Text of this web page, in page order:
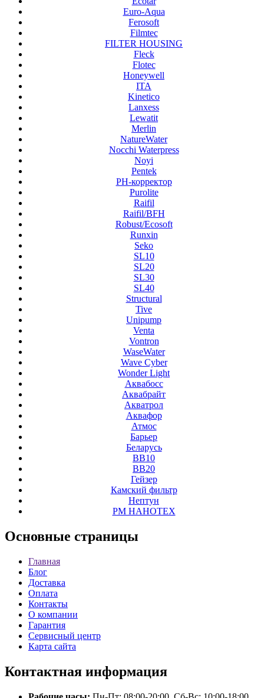
Euro-Aqua
Ferosoft
Filmtec
FILTER HOUSING
Fleck
Flotec
Honeywell
ITA
Kinetico
Lanxess
Lewatit
Merlin
NatureWater
Nocchi Waterpress
Noyi
Pentek
PH-корректор
Purolite
Raifil
Raifil/BFH
Robust/Ecosoft
Runxin
Seko
SL10
SL20
SL30
SL40
Structural
Tive
Unipump
Venta
Vontron
WaseWater
Wave Cyber
Wonder Light
Аквабосс
Аквабрайт
Акватрол
Аквафор
Атмос
Барьер
Беларусь
ВВ10
ВВ20
Гейзер
Камский фильтр
Нептун
РМ НАНОТЕХ
Основные страницы
Главная
Блог
Доставка
Оплата
Контакты
О компании
Гарантия
Сервисный центр
Карта сайта
Контактная информация